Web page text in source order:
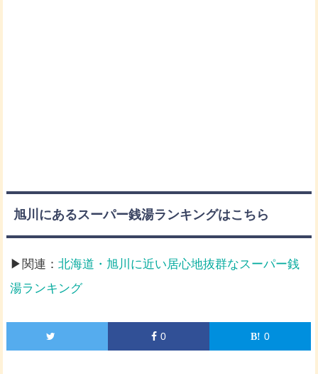
旭川にあるスーパー銭湯ランキングはこちら
▶関連：北海道・旭川に近い居心地抜群なスーパー銭
湯ランキング
0 0